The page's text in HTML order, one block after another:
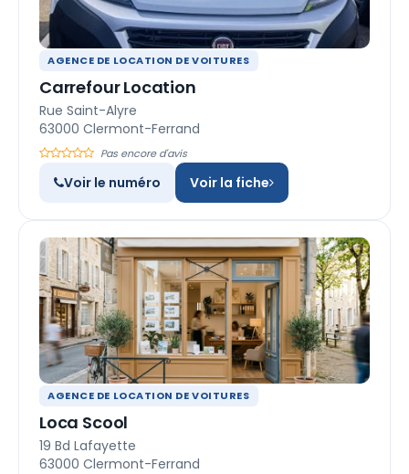
AGENCE DE LOCATION DE VOITURES
Carrefour Location
Rue Saint-Alyre
63000 Clermont-Ferrand
Pas encore d'avis
Voir le numéro Voir la fiche
AGENCE DE LOCATION DE VOITURES
Loca Scool
19 Bd Lafayette
63000 Clermont-Ferrand